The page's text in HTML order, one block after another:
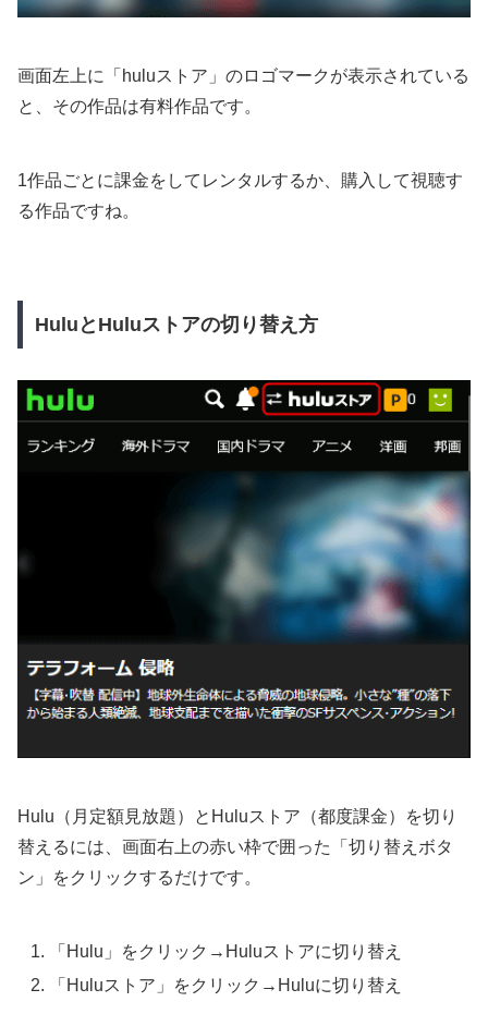
画面左上に「huluストア」のロゴマークが表示されている
と、その作品は有料作品です。
1作品ごとに課金をしてレンタルするか、購入して視聴す
る作品ですね。
HuluとHuluストアの切り替え方
Hulu（月定額見放題）とHuluストア（都度課金）を切り
替えるには、画面右上の赤い枠で囲った「切り替えボタ
ン」をクリックするだけです。
「Hulu」をクリック→Huluストアに切り替え
「Huluストア」をクリック→Huluに切り替え